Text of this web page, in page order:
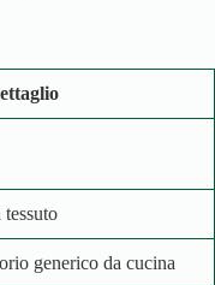
generico da cucina